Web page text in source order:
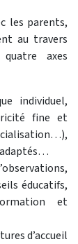
les parents,
au travers
axes
individuel,
fine et
adaptés…
éducatifs,
et
d’accueil